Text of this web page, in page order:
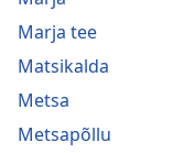
Marja tee
Matsikalda
Metsa
Metsapõllu